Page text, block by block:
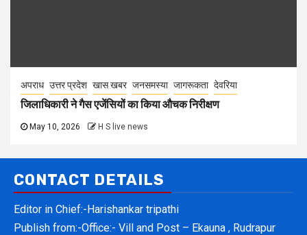
अपराध उत्तर प्रदेश खास खबर जनसमस्या जागरूकता देवरिया
जिलाधिकारी ने गैस एजेंसियों का किया औचक निरीक्षण
May 10, 2026 H S live news
CONTACT DETAILS
Editor in Chief:-Harishankar tripathi
Publish from:-Office:- Vill and Post – Ekauna , Rudrapur